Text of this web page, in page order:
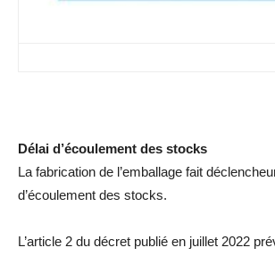
Délai d’écoulement des stocks
La fabrication de l’emballage fait
d’écoulement des stocks.
L’article 2 du décret publié en juillet 2022